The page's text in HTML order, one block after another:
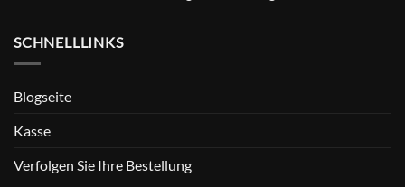
SCHNELLLINKS
Blogseite
Kasse
Verfolgen Sie Ihre Bestellung